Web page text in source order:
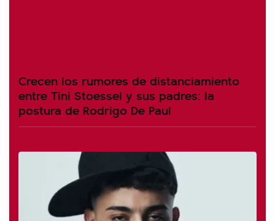
Crecen los rumores de distanciamiento
entre Tini Stoessel y sus padres: la
postura de Rodrigo De Paul